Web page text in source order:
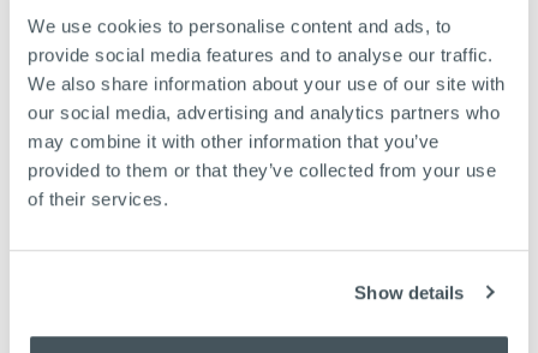
We use cookies to personalise content and ads, to
provide social media features and to analyse our traffic.
We also share information about your use of our site with
our social media, advertising and analytics partners who
may combine it with other information that you’ve
provided to them or that they’ve collected from your use
of their services.
Show details
Een goede short trek je aan zonder erbij na te denken.
Comfortabel tijdens warme dagen, verzorgd genoeg voor een
lunch op het terras en tijdloos genoeg om iedere zomer
opnieuw uit de kast te pakken.
Bij Butcher of Blue ontwerpen we shorts die je seizoen na
met aandacht voor pasvorm, draagcomfort en kwaliteit die